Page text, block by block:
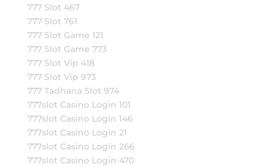
777 Slot 467
777 Slot 761
777 Slot Game 121
777 Slot Game 773
777 Slot Vip 418
777 Slot Vip 973
777 Tadhana Slot 974
777slot Casino Login 101
777slot Casino Login 146
777slot Casino Login 21
777slot Casino Login 266
777slot Casino Login 470